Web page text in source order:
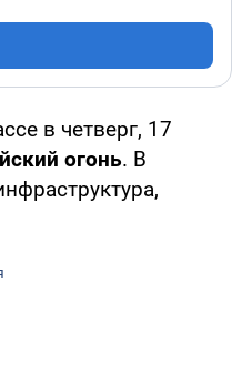
в четверг, 17
огонь. В